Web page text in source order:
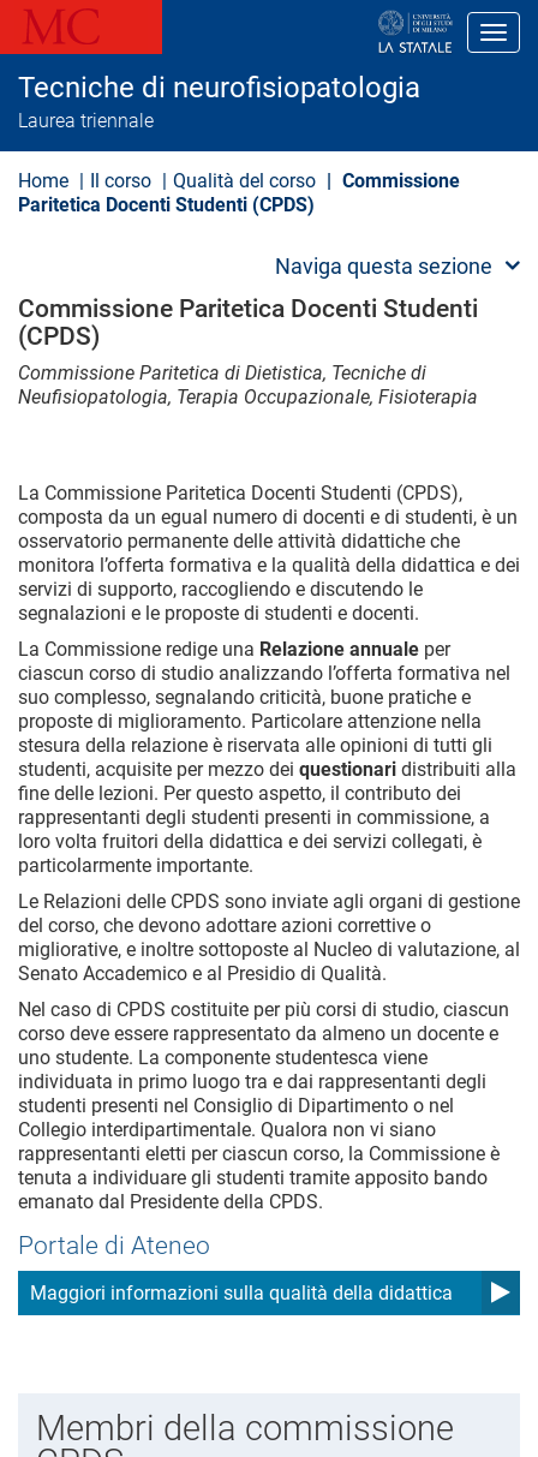
l
c
Tecniche di neurofisiopatologia
Laurea triennale
Home Il corso Qualità del corso
Commissione
Paritetica Docenti Studenti (CPDS)
Naviga questa sezione
Commissione Paritetica Docenti Studenti
(CPDS)
Commissione Paritetica di Dietistica, Tecniche di
Neufisiopatologia, Terapia Occupazionale, Fisioterapia
La Commissione Paritetica Docenti Studenti (CPDS),
composta da un egual numero di docenti e di studenti, è un
osservatorio permanente delle attività didattiche che
monitora l’offerta formativa e la qualità della didattica e dei
servizi di supporto, raccogliendo e discutendo le
segnalazioni e le proposte di studenti e docenti.
La Commissione redige una Relazione annuale per
ciascun corso di studio analizzando l’offerta formativa nel
suo complesso, segnalando criticità, buone pratiche e
proposte di miglioramento. Particolare attenzione nella
stesura della relazione è riservata alle opinioni di tutti gli
studenti, acquisite per mezzo dei questionari distribuiti alla
fine delle lezioni. Per questo aspetto, il contributo dei
rappresentanti degli studenti presenti in commissione, a
loro volta fruitori della didattica e dei servizi collegati, è
particolarmente importante.
Le Relazioni delle CPDS sono inviate agli organi di gestione
del corso, che devono adottare azioni correttive o
migliorative, e inoltre sottoposte al Nucleo di valutazione, al
Senato Accademico e al Presidio di Qualità.
Nel caso di CPDS costituite per più corsi di studio, ciascun
corso deve essere rappresentato da almeno un docente e
uno studente. La componente studentesca viene
individuata in primo luogo tra e dai rappresentanti degli
studenti presenti nel Consiglio di Dipartimento o nel
Collegio interdipartimentale. Qualora non vi siano
rappresentanti eletti per ciascun corso, la Commissione è
tenuta a individuare gli studenti tramite apposito bando
emanato dal Presidente della CPDS.
Portale di Ateneo
Maggiori informazioni sulla qualità della didattica
Membri della commissione